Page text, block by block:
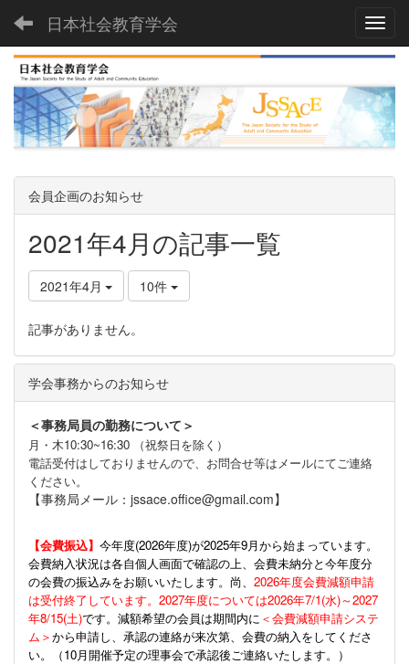
日本社会教育学会
会員企画のお知らせ
2021年4月の記事一覧
2021年4月 10件
記事がありません。
学会事務からのお知らせ
＜事務局員の勤務について＞
月・木10:30~16:30 （祝祭日を除く）
電話受付はしておりませんので、お問合せ等はメールにてご連絡
ください。
【事務局メール：jssace.office@gmail.com】
【会費振込】 今年度(2026年度)が2025年9月から始まっています。
会費納入状況は各自個人画面で確認の上、会費未納分と今年度分
の会費の振込みをお願いいたします。尚、 2026年度会費減額申請
は受付終了しています。2027年度については2026年7/1(水)～2027
年8/15(土)です。減額希望の会員は期間内に ＜会費減額申請システ
ム＞から申請し、承認の連絡が来次第、会費の納入をしてくださ
い。（10月開催予定の理事会で承認後ご連絡いたします。）